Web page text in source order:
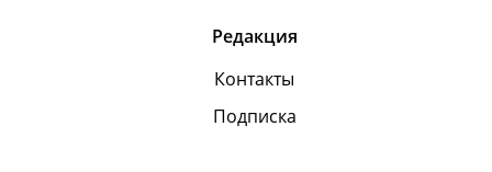
Редакция
Контакты
Подписка